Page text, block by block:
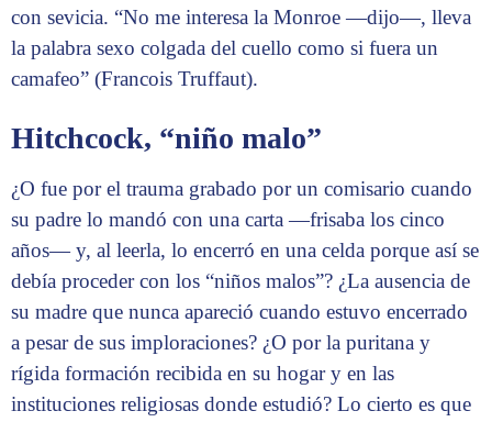
con sevicia. “No me interesa la Monroe —dijo—, lleva
la palabra sexo colgada del cuello como si fuera un
camafeo” (Francois Truffaut).
Hitchcock, “niño malo”
¿O fue por el trauma grabado por un comisario cuando
su padre lo mandó con una carta —frisaba los cinco
años— y, al leerla, lo encerró en una celda porque así se
debía proceder con los “niños malos”? ¿La ausencia de
su madre que nunca apareció cuando estuvo encerrado
a pesar de sus imploraciones? ¿O por la puritana y
rígida formación recibida en su hogar y en las
instituciones religiosas donde estudió? Lo cierto es que